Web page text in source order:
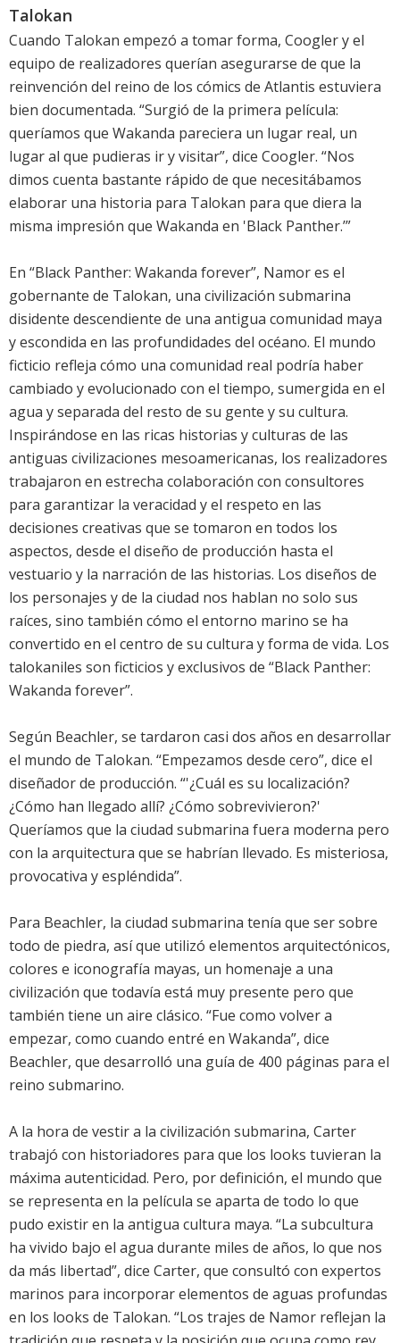
Talokan
Cuando Talokan empezó a tomar forma, Coogler y el
equipo de realizadores querían asegurarse de que la
reinvención del reino de los cómics de Atlantis estuviera
bien documentada. “Surgió de la primera película:
queríamos que Wakanda pareciera un lugar real, un
lugar al que pudieras ir y visitar”, dice Coogler. “Nos
dimos cuenta bastante rápido de que necesitábamos
elaborar una historia para Talokan para que diera la
misma impresión que Wakanda en 'Black Panther.’”
En “Black Panther: Wakanda forever”, Namor es el
gobernante de Talokan, una civilización submarina
disidente descendiente de una antigua comunidad maya
y escondida en las profundidades del océano. El mundo
ficticio refleja cómo una comunidad real podría haber
cambiado y evolucionado con el tiempo, sumergida en el
agua y separada del resto de su gente y su cultura.
Inspirándose en las ricas historias y culturas de las
antiguas civilizaciones mesoamericanas, los realizadores
trabajaron en estrecha colaboración con consultores
para garantizar la veracidad y el respeto en las
decisiones creativas que se tomaron en todos los
aspectos, desde el diseño de producción hasta el
vestuario y la narración de las historias. Los diseños de
los personajes y de la ciudad nos hablan no solo sus
raíces, sino también cómo el entorno marino se ha
convertido en el centro de su cultura y forma de vida. Los
talokaniles son ficticios y exclusivos de “Black Panther:
Wakanda forever”.
Según Beachler, se tardaron casi dos años en desarrollar
el mundo de Talokan. “Empezamos desde cero”, dice el
diseñador de producción. “'¿Cuál es su localización?
¿Cómo han llegado allí? ¿Cómo sobrevivieron?'
Queríamos que la ciudad submarina fuera moderna pero
con la arquitectura que se habrían llevado. Es misteriosa,
provocativa y espléndida”.
Para Beachler, la ciudad submarina tenía que ser sobre
todo de piedra, así que utilizó elementos arquitectónicos,
colores e iconografía mayas, un homenaje a una
civilización que todavía está muy presente pero que
también tiene un aire clásico. “Fue como volver a
empezar, como cuando entré en Wakanda”, dice
Beachler, que desarrolló una guía de 400 páginas para el
reino submarino.
A la hora de vestir a la civilización submarina, Carter
trabajó con historiadores para que los looks tuvieran la
máxima autenticidad. Pero, por definición, el mundo que
se representa en la película se aparta de todo lo que
pudo existir en la antigua cultura maya. “La subcultura
ha vivido bajo el agua durante miles de años, lo que nos
da más libertad”, dice Carter, que consultó con expertos
marinos para incorporar elementos de aguas profundas
en los looks de Talokan. “Los trajes de Namor reflejan la